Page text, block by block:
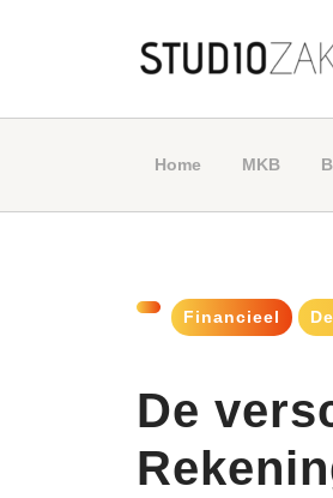
Home
MKB
Financieel
De